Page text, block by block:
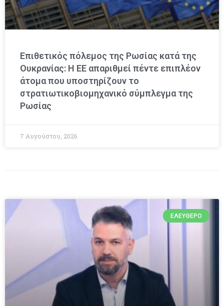
Επιθετικός πόλεμος της Ρωσίας κατά της
Ουκρανίας: Η ΕΕ απαριθμεί πέντε επιπλέον
άτομα που υποστηρίζουν το
στρατιωτικοβιομηχανικό σύμπλεγμα της
Ρωσίας
7 Αυγούστου, 2026
ΕΛΕΎΘΕΡΟ